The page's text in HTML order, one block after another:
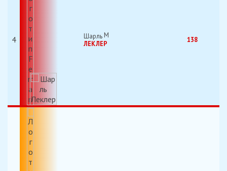
4
Шарль
ЛЕКЛЕР
138